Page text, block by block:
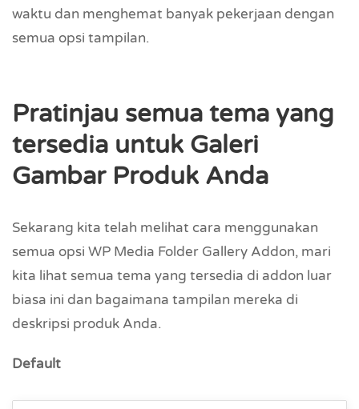
waktu dan menghemat banyak pekerjaan dengan
semua opsi tampilan.
Pratinjau semua tema yang
tersedia untuk Galeri
Gambar Produk Anda
Sekarang kita telah melihat cara menggunakan
semua opsi WP Media Folder Gallery Addon, mari
kita lihat semua tema yang tersedia di addon luar
biasa ini dan bagaimana tampilan mereka di
deskripsi produk Anda.
Default